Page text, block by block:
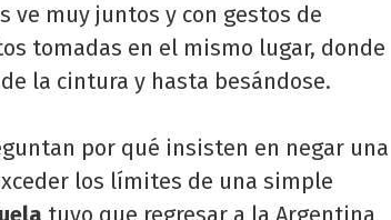
ve muy juntos y con gestos de
tomadas en el mismo lugar, donde
la cintura y hasta besándose.
por qué insisten en negar una
los límites de una simple